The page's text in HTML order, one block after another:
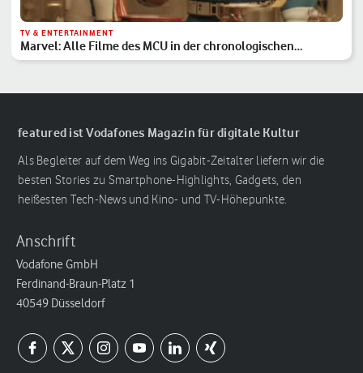
TV & ENTERTAINMENT
Marvel: Alle Filme des MCU in der chronologischen
Reihenfolge
featured ist Vodafones Magazin für digitale Kultur
Als Begleiter auf dem Weg ins Gigabit-Zeitalter liefern wir die
besten Stories zu Smartphone-Highlights, Gadgets, den
heißesten Tech-News und Kino- und TV-Höhepunkte.
Anschrift
Vodafone GmbH
Ferdinand-Braun-Platz 1
40549 Düsseldorf